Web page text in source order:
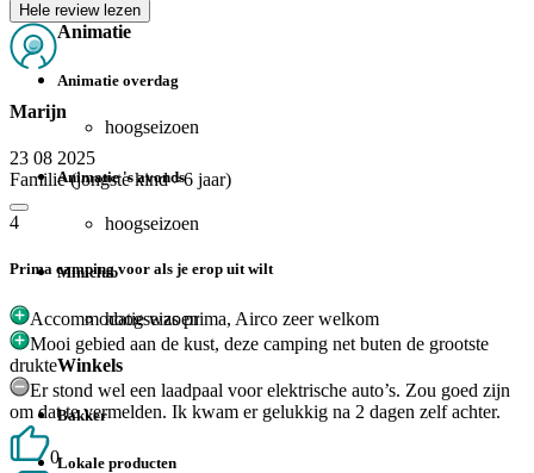
Animatie
Animatie overdag
hoogseizoen
Animatie 's avonds
hoogseizoen
Miniclub
hoogseizoen
Winkels
Bakker
Lokale producten
Hele review lezen
Marijn
23 08 2025
Familie (jongste kind >6 jaar)
4
Prima camping voor als je erop uit wilt
Accommodatie was prima, Airco zeer welkom
Mooi gebied aan de kust, deze camping net buten de grootste
drukte
Er stond wel een laadpaal voor elektrische auto’s. Zou goed zijn
om dat te vermelden. Ik kwam er gelukkig na 2 dagen zelf achter.
0